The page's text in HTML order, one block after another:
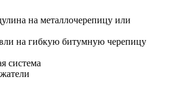
на металлочерепицу или
на гибкую битумную черепицу
система